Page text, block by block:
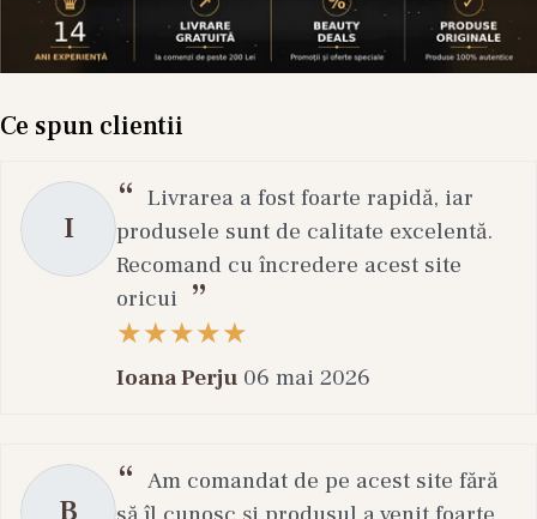
Ce spun clientii
I
Livrarea a fost foarte rapidă, iar
produsele sunt de calitate excelentă.
Recomand cu încredere acest site
oricui
Ioana Perju 06 mai 2026
B
Am comandat de pe acest site fără